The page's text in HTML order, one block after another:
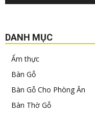
DANH MỤC
Ẩm thực
Bàn Gỗ
Bàn Gỗ Cho Phòng Ăn
Bàn Thờ Gỗ